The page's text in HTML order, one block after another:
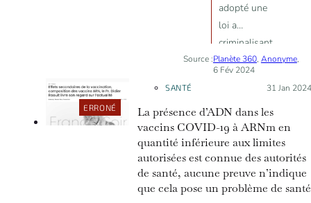
adopté une
loi a
criminalisant
la critique
des vaccins
Source :Planète 360, Anonyme,
6 Fév 2024
ERRONÉ
SANTÉ Posté le :
31 Jan 2024
La présence d’ADN dans les
vaccins COVID-19 à ARNm en
quantité inférieure aux limites
autorisées est connue des autorités
de santé, aucune preuve n’indique
que cela pose un problème de santé